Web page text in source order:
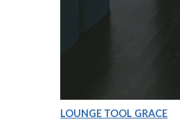
LOUNGE TOOL GRACE